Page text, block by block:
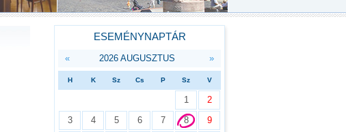
ESEMÉNYNAPTÁR
« 2026 AUGUSZTUS »
H K Sz Cs P Sz V
1
2
3
4 5 6 7 8
9